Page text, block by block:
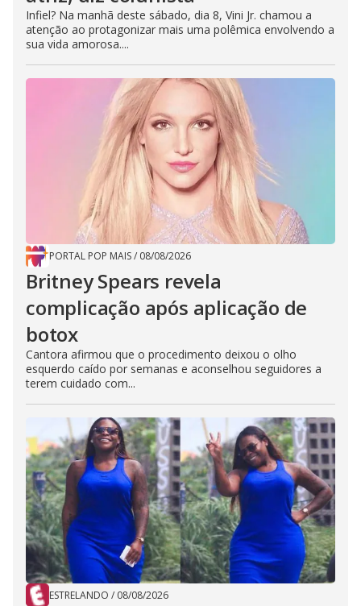
Infiel? Na manhã deste sábado, dia 8, Vini Jr. chamou a
atenção ao protagonizar mais uma polêmica envolvendo a
sua vida amorosa....
PORTAL POP MAIS/ 08/08/2026
Britney Spears revela
complicação após aplicação de
botox
Cantora afirmou que o procedimento deixou o olho
esquerdo caído por semanas e aconselhou seguidores a
terem cuidado com...
ESTRELANDO / 08/08/2026